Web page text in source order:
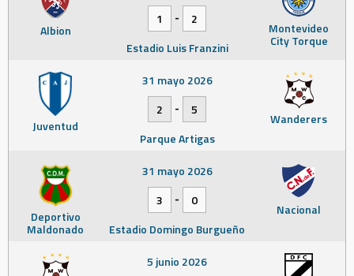
Albion Montevideo
City Torque
1
-
2
Estadio Luis Franzini
Juventud Wanderers
31 mayo 2026
2
-
5
Parque Artigas
Deportivo
Maldonado
Nacional
31 mayo 2026
3
-
0
Estadio Domingo Burgueño
5 junio 2026